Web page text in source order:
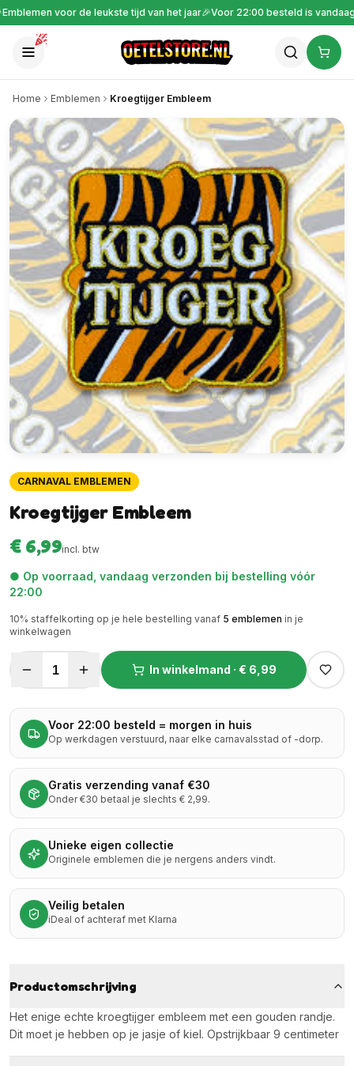
Gratis verzending vanaf €30🎉 Emblemen voor de leukste tijd van het jaar
Home Emblemen Kroegtijger Embleem
CARNAVAL EMBLEMEN
Kroegtijger Embleem
€ 6,99incl. btw
● Op voorraad, vandaag verzonden bij bestelling vóór
22:00
10% staffelkorting op je hele bestelling vanaf 5 emblemen in je
winkelwagen
1 In winkelmand · € 6,99
Voor 22:00 besteld = morgen in huis
Op werkdagen verstuurd, naar elke carnavalsstad of -dorp.
Gratis verzending vanaf €30
Onder €30 betaal je slechts € 2,99.
Unieke eigen collectie
Originele emblemen die je nergens anders vindt.
Veilig betalen
iDeal of achteraf met Klarna
Productomschrijving
Het enige echte kroegtijger embleem met een gouden randje.
Dit moet je hebben op je jasje of kiel. Opstrijkbaar 9 centimeter